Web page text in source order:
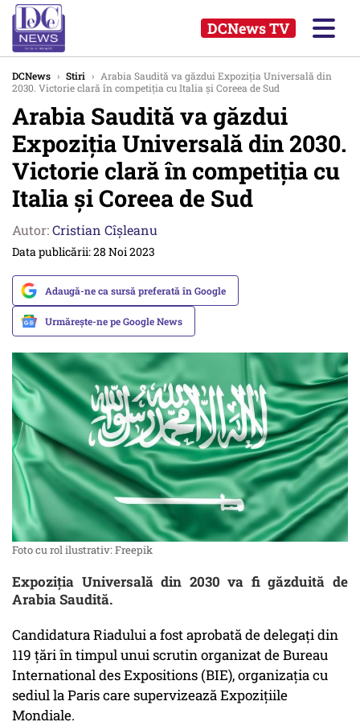
DCNews TV
DCNews › Stiri › Arabia Saudită va găzdui Expoziția Universală din
2030. Victorie clară în competiția cu Italia și Coreea de Sud
Arabia Saudită va găzdui
Expoziția Universală din 2030.
Victorie clară în competiția cu
Italia și Coreea de Sud
Autor:Cristian Cîșleanu
Data publicării: 28 Noi 2023
Adaugă-ne ca sursă preferată în Google
Urmărește-ne pe Google News
Foto cu rol ilustrativ: Freepik
Expoziția Universală din 2030 va fi găzduită de
Arabia Saudită.
Candidatura Riadului a fost aprobată de delegați din
119 țări în timpul unui scrutin organizat de Bureau
International des Expositions (BIE), organizația cu
sediul la Paris care supervizează Expozițiile
Mondiale.